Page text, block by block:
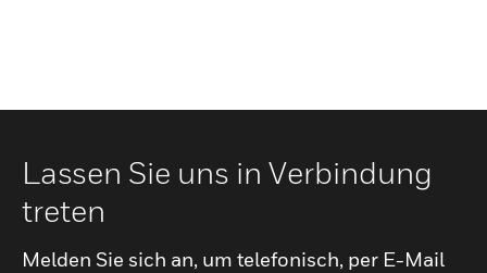
Lassen Sie uns in Verbindung
treten
Melden Sie sich an, um telefonisch, per E-Mail